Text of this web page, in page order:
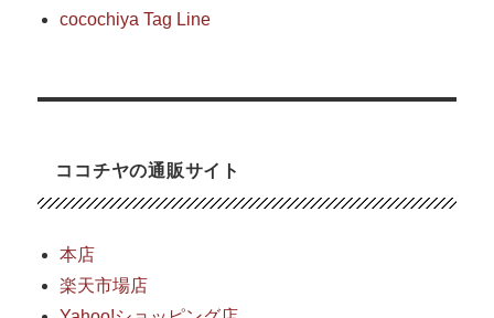
cocochiya Tag Line
ココチヤの通販サイト
本店
楽天市場店